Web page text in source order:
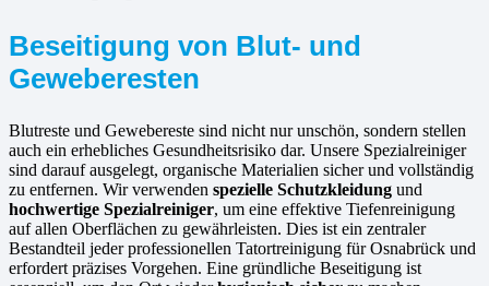
Beseitigung von Blut- und
Geweberesten
Blutreste und Gewebereste sind nicht nur unschön, sondern stellen
auch ein erhebliches Gesundheitsrisiko dar. Unsere Spezialreiniger
sind darauf ausgelegt, organische Materialien sicher und vollständig
zu entfernen. Wir verwenden spezielle Schutzkleidung und
hochwertige Spezialreiniger, um eine effektive Tiefenreinigung
auf allen Oberflächen zu gewährleisten. Dies ist ein zentraler
Bestandteil jeder professionellen Tatortreinigung für Osnabrück und
erfordert präzises Vorgehen. Eine gründliche Beseitigung ist